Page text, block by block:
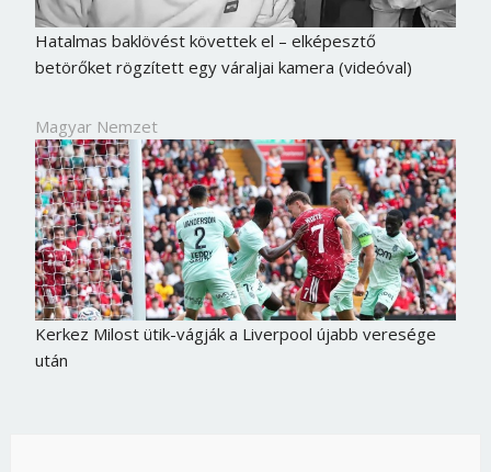
Hatalmas baklövést követtek el – elképesztő
betörőket rögzített egy váraljai kamera (videóval)
Magyar Nemzet
Kerkez Milost ütik-vágják a Liverpool újabb veresége
után
Jelszó